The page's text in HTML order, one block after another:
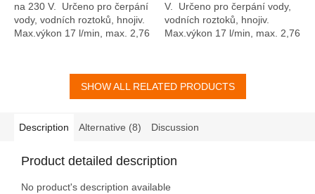
na 230 V. Určeno pro čerpání
vody, vodních roztoků, hnojiv.
Max.výkon 17 l/min, max. 2,76
V. Určeno pro čerpání vody,
vodních roztoků, hnojiv.
Max.výkon 17 l/min, max. 2,76
SHOW ALL RELATED PRODUCTS
Description Alternative (8) Discussion
Product detailed description
No product's description available